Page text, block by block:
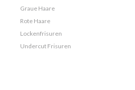
Graue Haare
Rote Haare
Lockenfrisuren
Undercut Frisuren